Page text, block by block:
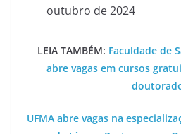
outubro de 2024
LEIA TAMBÉM: Faculdade de
abre vagas em cursos
UFMA abre vagas na